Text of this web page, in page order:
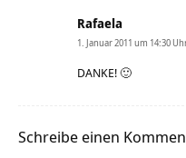
Rafaela
1. Januar 2011 um 14:30
DANKE! 🙂
Schreibe einen